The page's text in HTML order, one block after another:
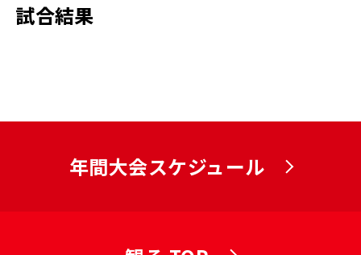
試合結果
年間大会スケジュール